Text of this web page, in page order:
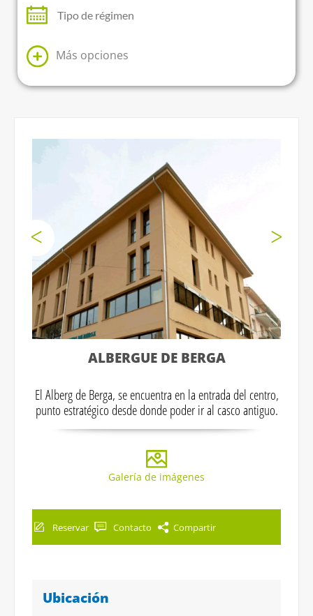
Más opciones
ALBERGUE DE BERGA
El Alberg de Berga, se encuentra en la entrada del centro,
punto estratégico desde donde poder ir al casco antiguo.
Galería de imágenes
Reservar Contacto Compartir
Ubicación